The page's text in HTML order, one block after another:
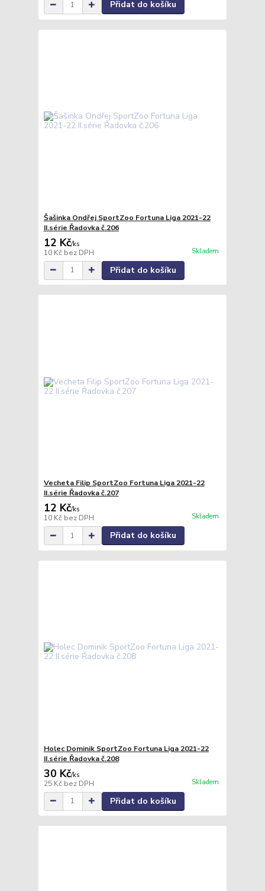
Přidat do košíku
Šašinka Ondřej SportZoo Fortuna Liga 2021-22
II.série Řadovka č.206
12 Kč/ks
10 Kč bez DPH Skladem
Přidat do košíku
Vecheta Filip SportZoo Fortuna Liga 2021-22
II.série Řadovka č.207
12 Kč/ks
10 Kč bez DPH Skladem
Přidat do košíku
Holec Dominik SportZoo Fortuna Liga 2021-22
II.série Řadovka č.208
30 Kč/ks
25 Kč bez DPH Skladem
Přidat do košíku